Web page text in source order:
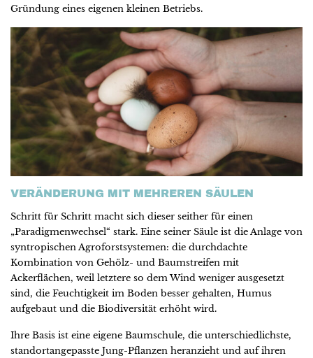
Gründung eines eigenen kleinen Betriebs.
VERÄNDERUNG MIT MEHREREN SÄULEN
Schritt für Schritt macht sich dieser seither für einen
„Paradigmenwechsel“ stark. Eine seiner Säule ist die Anlage von
syntropischen Agroforstsystemen: die durchdachte
Kombination von Gehölz- und Baumstreifen mit
Ackerflächen, weil letztere so dem Wind weniger ausgesetzt
sind, die Feuchtigkeit im Boden besser gehalten, Humus
aufgebaut und die Biodiversität erhöht wird.
Ihre Basis ist eine eigene Baumschule, die unterschiedlichste,
standortangepasste Jung-Pflanzen heranzieht und auf ihren